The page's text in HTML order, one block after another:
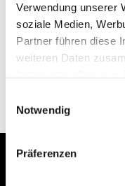
Verwendung unserer
soziale Medien,
Partner führen diese
weiteren Daten
Notwendig
Präferenzen